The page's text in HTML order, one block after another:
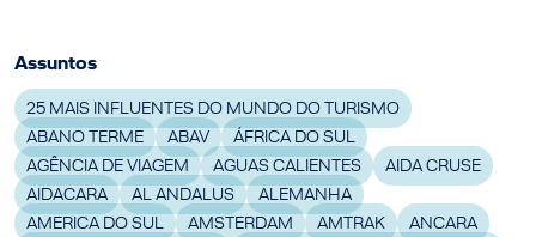
Assuntos
25 MAIS INFLUENTES DO MUNDO DO TURISMO
ABANO TERME
ABAV
ÁFRICA DO SUL
AGÊNCIA DE VIAGEM
AGUAS CALIENTES
AIDA CRUSE
AIDACARA
AL ANDALUS
ALEMANHA
AMERICA DO SUL
AMSTERDAM AMTRAK
ANCARA